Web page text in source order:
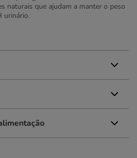
naturais que ajudam a manter o peso
urinário.